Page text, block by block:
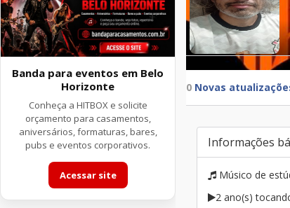
Banda para eventos em Belo
Horizonte
Conheça a HITBOX e solicite
orçamento para casamentos,
aniversários, formaturas, bares,
pubs e eventos corporativos.
Acessar site
0 Novas
Informações
Músico de
2 ano(s)